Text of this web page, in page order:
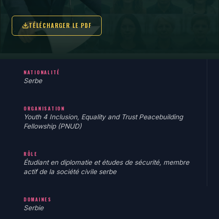
TÉLÉCHARGER LE PDF
NATIONALITÉ
Serbe
ORGANISATION
Youth 4 Inclusion, Equality and Trust Peacebuilding
Fellowship (PNUD)
RÔLE
Étudiant en diplomatie et études de sécurité, membre
actif de la société civile serbe
DOMAINES
Serbie